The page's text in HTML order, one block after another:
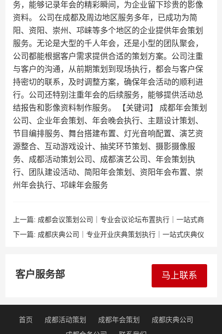
务，能够记录年会的精彩瞬间，为企业留下珍贵的影像
资料。 公司在成都及周边地区服务多年，已成功为简
阳、资阳、崇州、邛崃等多个地区的企业提供年会策划
服务。无论是大型的千人年会，还是小型的团队聚会，
公司都能根据客户需求提供合适的策划方案。公司注重
与客户的沟通，从前期策划到现场执行，都会与客户保
持密切的联系，及时调整方案，确保年会活动的顺利进
行。公司还特别注重年会的后续服务，能够提供活动总
结报告和影像资料制作服务。 【关键词】 成都年会策划
公司、企业年会策划、年会晚会执行、主题设计策划、
节目编排服务、舞台搭建布置、灯光音响配置、演艺资
源整合、互动游戏设计、抽奖环节策划、摄影摄像服
务、成都活动策划公司、成都演艺公司、年会策划执
行、团队建设活动、简阳年会策划、资阳年会布置、崇
州年会执行、邛崃年会服务
上一篇: 成都会议策划公司｜专业会议论坛布置执行｜一站式商
务活动解决方案
下一篇: 成都庆典公司｜专业开业庆典策划执行｜一站式庆典仪
客户服务部 马上联系
首页 成都活动策划 成都年会策划
成都庆典公司